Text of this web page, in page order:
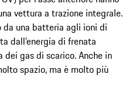
vettura a trazione integrale.
una batteria agli ioni di
dall'energia di frenata
dei gas di scarico. Anche in
spazio, ma è molto più